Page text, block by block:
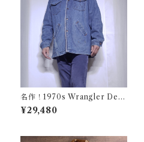
名作！1970s Wrangler Deni
m Wrange Coat / ラングラー
デニム ボア ランチ コート 古
¥29,480